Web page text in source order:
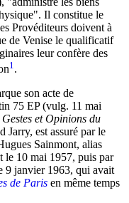
Il constitue le
Provéditeurs doivent à
de Venise le qualificatif
leur confère des
1 .
son acte de
75 EP (vulg. 11 mai
Gestes et Opinions du
Jarry, est assuré par le
Sainmont, alias
le 10 mai 1957, puis par
9 janvier 1963, qui avait
de Paris en même temps